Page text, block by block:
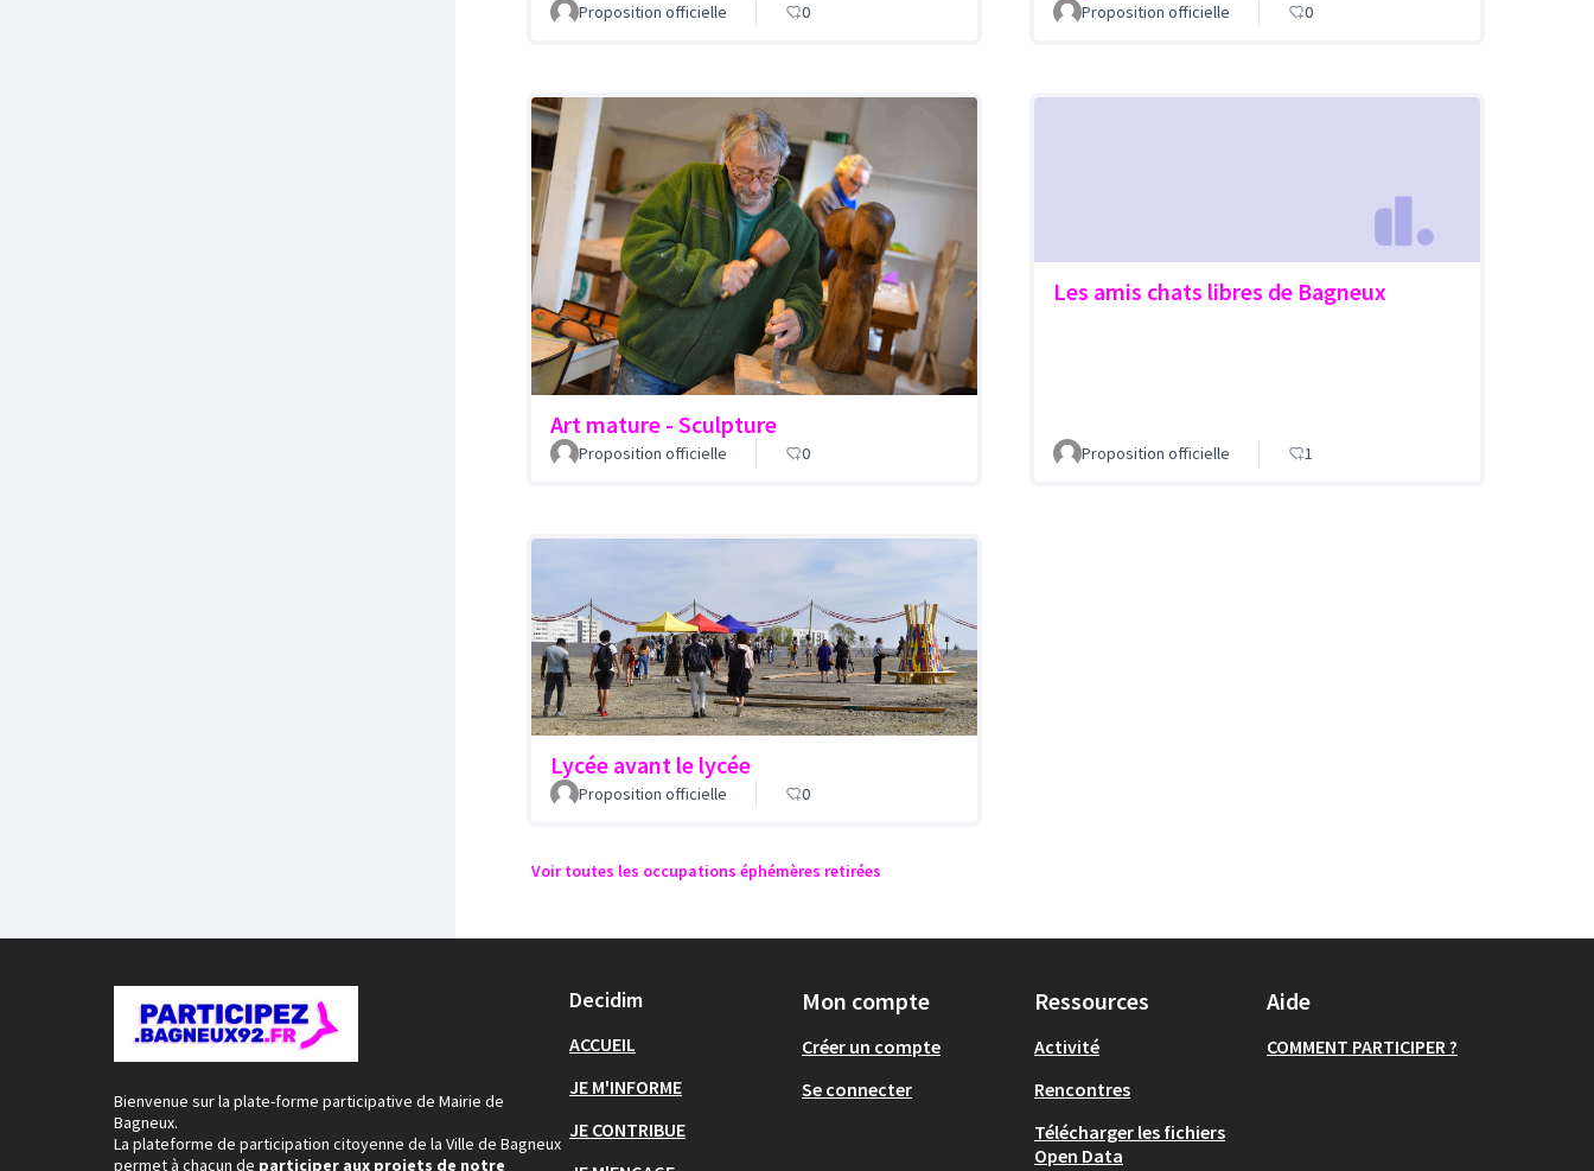
Proposition officielle 0 Proposition officielle 0
Art mature - Sculpture
Proposition officielle 0
Les amis chats libres de Bagneux
Proposition officielle 1
Lycée avant le lycée
Proposition officielle 0
Voir toutes les occupations éphémères retirées
Bienvenue sur la plate-forme participative de Mairie de
Bagneux.
La plateforme de participation citoyenne de la Ville de Bagneux
permet à chacun de participer aux projets de notre
Decidim
ACCUEIL
JE M'INFORME
JE CONTRIBUE
Mon compte
Créer un compte
Se connecter
Ressources
Activité
Rencontres
Télécharger les fichiers
Open Data
Aide
COMMENT PARTICIPER ?